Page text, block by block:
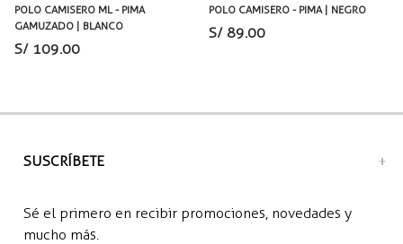
POLO CAMISERO ML - PIMA
GAMUZADO | BLANCO
S/ 109.00
POLO CAMISERO - PIMA | NEGRO
S/ 89.00
SUSCRÍBETE
Sé el primero en recibir promociones, novedades y
mucho más.